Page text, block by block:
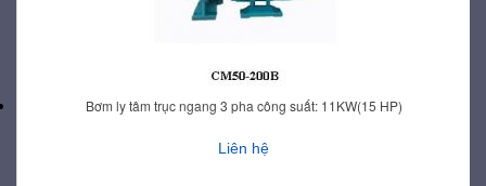
Bơm ly tâm trục ngang 3 pha công suất: 11KW(15 HP)
Liên hệ